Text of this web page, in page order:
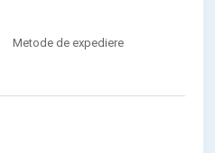
Metode de expediere